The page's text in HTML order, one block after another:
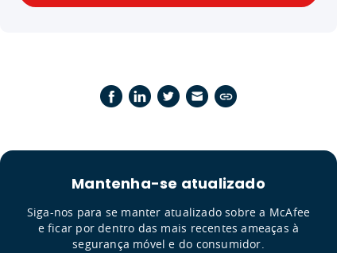
Mantenha-se atualizado
Siga-nos para se manter atualizado sobre a McAfee
e ficar por dentro das mais recentes ameaças à
segurança móvel e do consumidor.